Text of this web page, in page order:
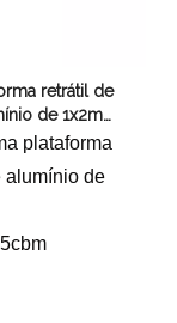
retrátil de
de 1x2m
Quicklock
plataforma
alumínio de